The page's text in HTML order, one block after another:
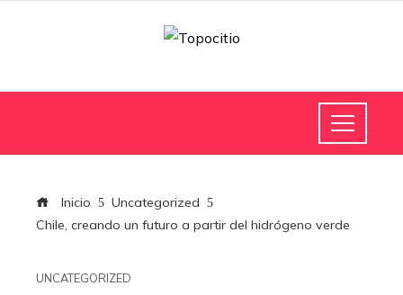
Inicio
Uncategorized
Chile, creando un futuro a partir del hidrógeno verde
UNCATEGORIZED